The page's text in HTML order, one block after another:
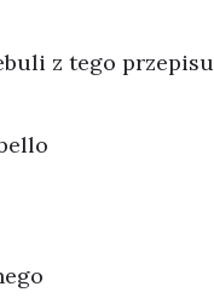
z tego przepisu